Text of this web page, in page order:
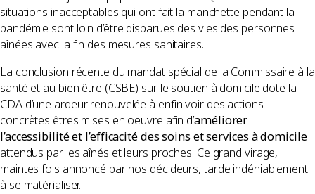
situations inacceptables qui ont fait la manchette pendant la
pandémie sont loin d’être disparues des vies des personnes
aînées avec la fin des mesures sanitaires.
La conclusion récente du mandat spécial de la Commissaire à la
santé et au bien être (CSBE) sur le soutien à domicile dote la
CDA d’une ardeur renouvelée à enfin voir des actions
concrètes êtres mises en oeuvre afin d’améliorer
l’accessibilité et l’efficacité des soins et services à domicile
attendus par les aînés et leurs proches. Ce grand virage,
maintes fois annoncé par nos décideurs, tarde indéniablement
à se matérialiser.